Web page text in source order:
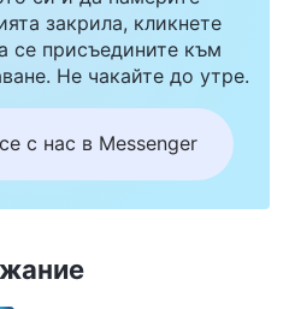
закрила, кликнете
се присъедините към
Не чакайте до утре.
с нас в Messenger